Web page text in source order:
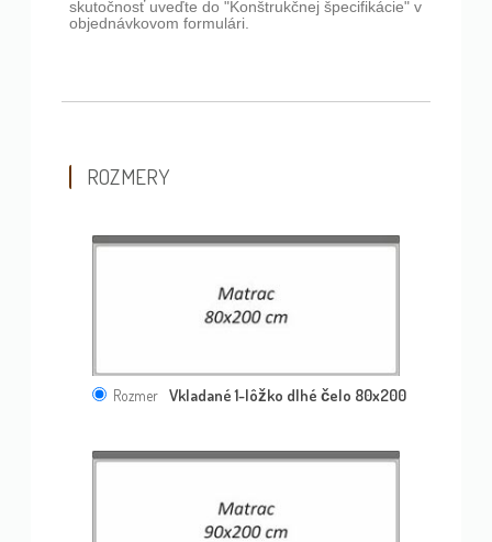
skutočnosť uveďte do "Konštrukčnej špecifikácie" v
objednávkovom formulári.
ROZMERY
Rozmer Vkladané 1-lôžko dlhé čelo 80x200